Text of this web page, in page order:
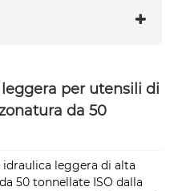
per utensili di
da 50
leggera di alta
50 tonnellate ISO dalla